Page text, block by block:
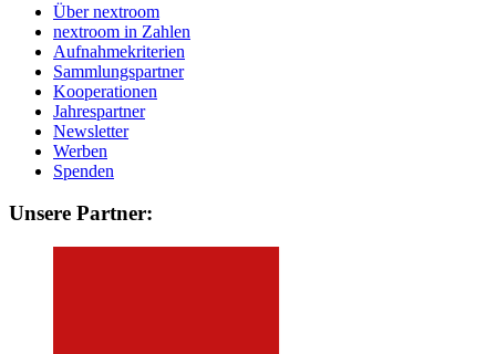
Über nextroom
nextroom in Zahlen
Aufnahmekriterien
Sammlungspartner
Kooperationen
Jahrespartner
Newsletter
Werben
Spenden
Unsere Partner: